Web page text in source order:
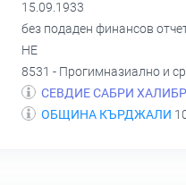
15.09.1933
без подаден финансов
НЕ
8531 - Прогимназиално и
СЕВДИЕ САБРИ
ОБЩИНА КЪРДЖАЛИ